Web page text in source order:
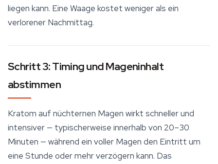
liegen kann. Eine Waage kostet weniger als ein
verlorener Nachmittag.
Schritt 3: Timing und Mageninhalt
abstimmen
Kratom auf nüchternen Magen wirkt schneller und
intensiver — typischerweise innerhalb von 20–30
Minuten — während ein voller Magen den Eintritt um
eine Stunde oder mehr verzögern kann. Das